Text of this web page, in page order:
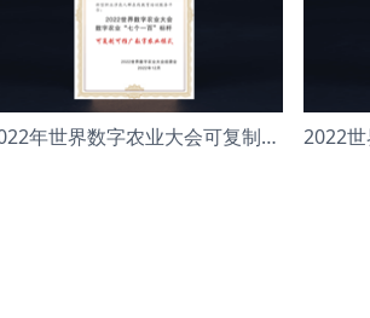
2022年世界数字农业大会可复制可推广数字农业模